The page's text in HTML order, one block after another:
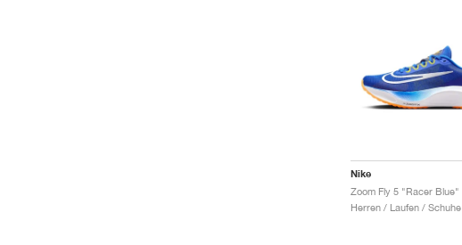
Nike
Zoom Fly 5 "Racer Blue"
Herren / Laufen / Schuhe